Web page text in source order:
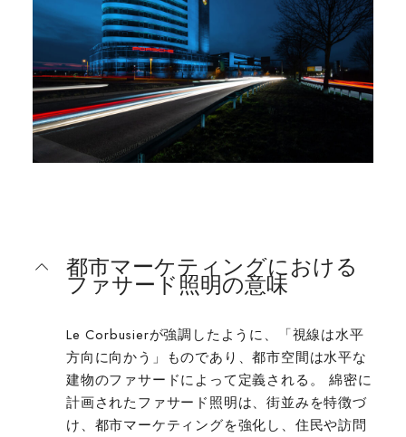
都市マーケティングにおける
ファサード照明の意味
Le Corbusierが強調したように、「視線は水平
方向に向かう」ものであり、都市空間は水平な
建物のファサードによって定義される。 綿密に
計画されたファサード照明は、街並みを特徴づ
け、都市マーケティングを強化し、住民や訪問